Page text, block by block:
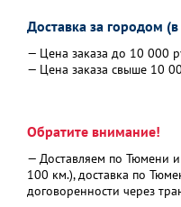
Доставка за городом
— Цена заказа до 10 000
— Цена заказа свыше 10
Обратите внимание!
— Доставляем по Тюмени
100 км.), доставка по
договоренности через